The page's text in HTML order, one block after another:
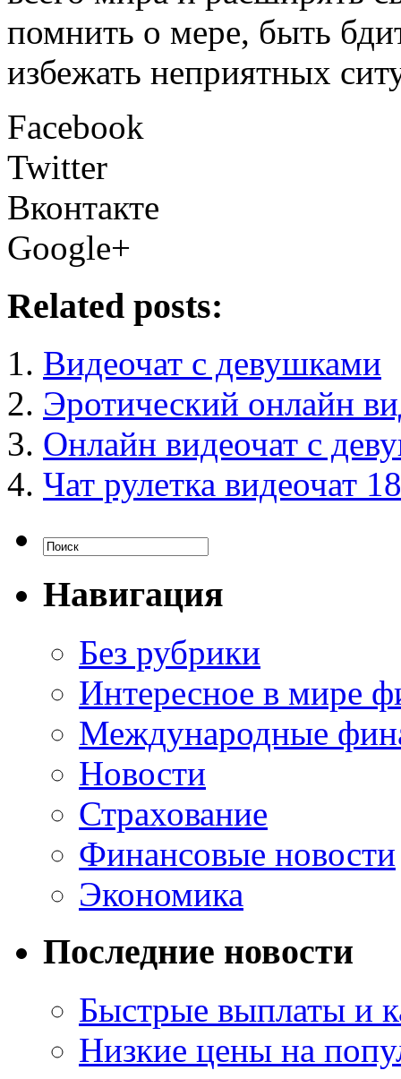
помнить о мере, быть
избежать неприятных
Facebook
Twitter
Вконтакте
Google+
Related posts:
Видеочат с девушками
Эротический онлайн
Онлайн видеочат с
Чат рулетка видеочат 18
Навигация
Без рубрики
Интересное в мире
Международные
Новости
Страхование
Финансовые новости
Экономика
Последние новости
Быстрые выплаты и
Низкие цены на